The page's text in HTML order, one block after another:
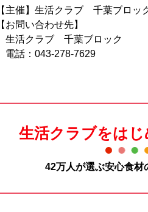
【主催】生活クラブ 千葉ブロッ
【お問い合わせ先】
生活クラブ 千葉ブロック
電話：043-278-7629
生活クラブをはじ
42万人が選ぶ安心食材